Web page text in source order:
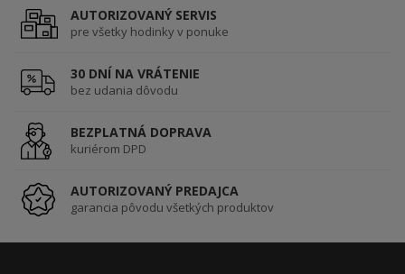
AUTORIZOVANÝ SERVIS
pre všetky hodinky v ponuke
30 DNÍ NA VRÁTENIE
bez udania dôvodu
BEZPLATNÁ DOPRAVA
kuriérom DPD
AUTORIZOVANÝ PREDAJCA
garancia pôvodu všetkých produktov